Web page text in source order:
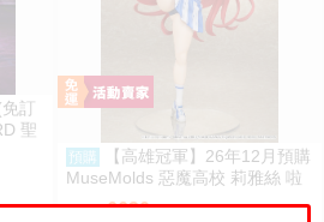
訂
聖
預購
【高雄冠軍】26年12月預購
MuseMolds 惡魔高校 莉雅絲 啦
啦隊Ver 1/6 免訂金0907
售價 6630